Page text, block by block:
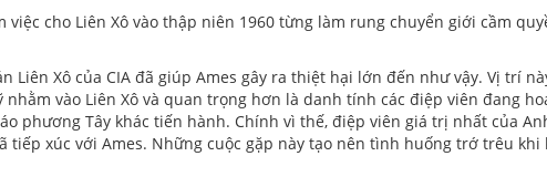
cho Liên Xô vào thập niên 1960 từng làm rung chuyển giới cầm
Liên Xô của CIA đã giúp Ames gây ra thiệt hại lớn đến như vậy. Vị trí
vào Liên Xô và quan trọng hơn là danh tính các điệp viên đang
phương Tây khác tiến hành. Chính vì thế, điệp viên giá trị nhất của
tiếp xúc với Ames. Những cuộc gặp này tạo nên tình huống trớ trêu